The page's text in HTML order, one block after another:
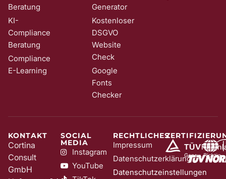
Beratung
KI-
Compliance
Beratung
Compliance
E-Learning
Generator
Kostenloser
DSGVO
Website
Check
Google
Fonts
Checker
KONTAKT
Cortina
Consult
GmbH
SOCIAL
MEDIA
Instagram
YouTube
RECHTLICHES
Impressum
Datenschutzerklärung
Datenschutzeinstellungen